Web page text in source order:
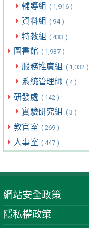
輔導組 ( 1,916 )
資料組 ( 94 )
特教組 ( 433 )
圖書館 ( 1,937 )
服務推廣組 ( 1,032 )
系統管理師 ( 4 )
研發處 ( 142 )
實驗研究組 ( 3 )
教官室 ( 269 )
人事室 ( 447 )
網站安全政策
隱私權政策